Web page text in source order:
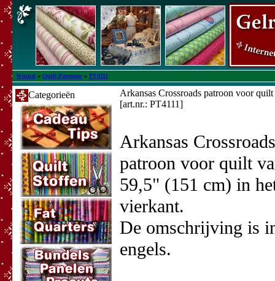
Winkel » Quilt Patronen » PT4111
Categorieën
Arkansas Crossroads patroon voor
[art.nr.: PT4111]
Arkansas Crossroads
patroon voor quilt
59,5" (151 cm) in
vierkant.
De omschrijving is
engels.